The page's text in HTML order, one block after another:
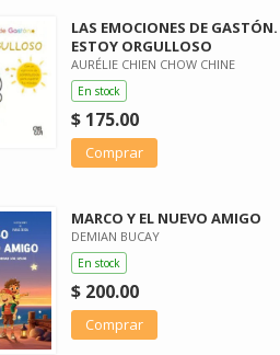
LAS EMOCIONES DE GASTÓN.
ESTOY ORGULLOSO
AURÉLIE CHIEN CHOW CHINE
En stock
$ 175.00
Comprar
MARCO Y EL NUEVO AMIGO
DEMIAN BUCAY
En stock
$ 200.00
Comprar